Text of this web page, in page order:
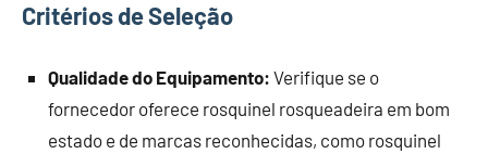
Critérios de Seleção
Qualidade do Equipamento: Verifique se o
fornecedor oferece rosquinel rosqueadeira em bom
estado e de marcas reconhecidas, como rosquinel